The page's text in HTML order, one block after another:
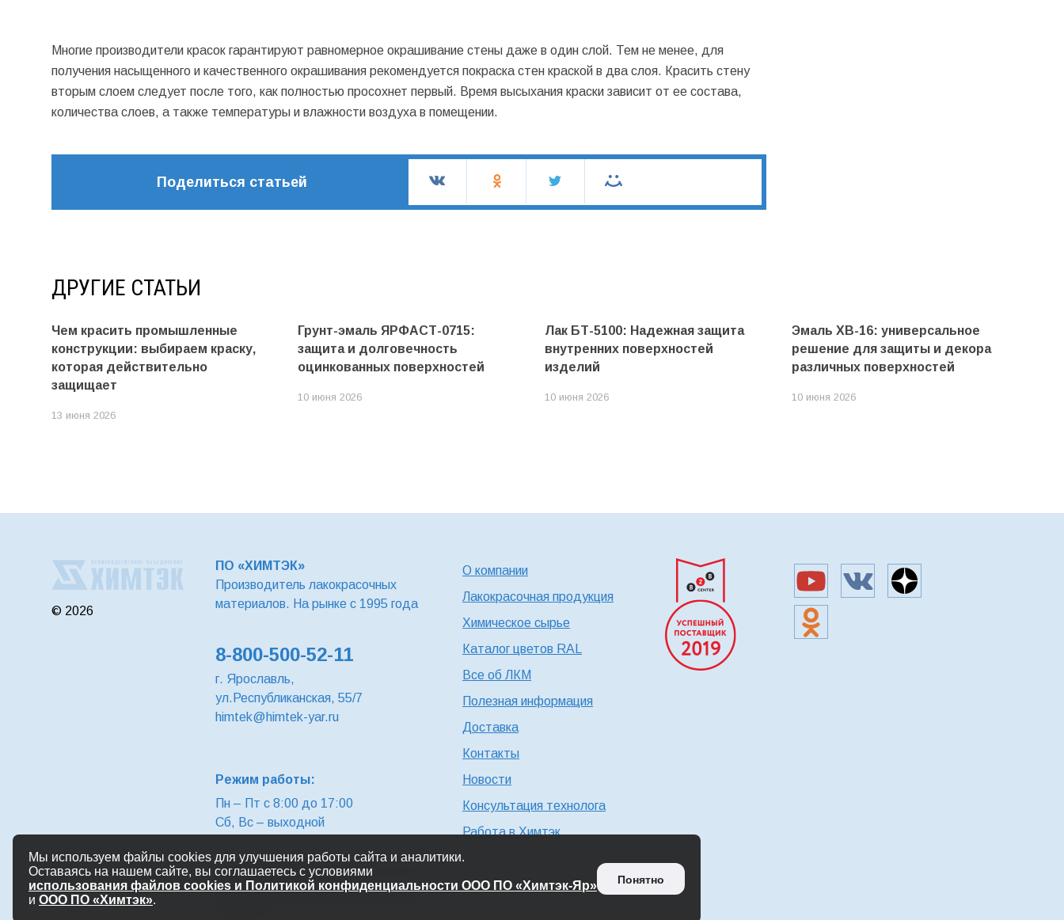
Многие производители красок гарантируют равномерное окрашивание стены даже в один слой. Тем не менее, для
получения насыщенного и качественного окрашивания рекомендуется покраска стен краской в два слоя. Красить стену
вторым слоем следует после того, как полностью просохнет первый. Время высыхания краски зависит от ее состава,
количества слоев, а также температуры и влажности воздуха в помещении.
Поделиться статьей
ДРУГИЕ СТАТЬИ
Чем красить промышленные
конструкции: выбираем краску,
которая действительно
защищает
13 июня 2026
Грунт-эмаль ЯРФАСТ-0715:
защита и долговечность
оцинкованных поверхностей
10 июня 2026
Лак БТ-5100: Надежная защита
внутренних поверхностей
изделий
10 июня 2026
Эмаль ХВ-16: универсальное
решение для защиты и декора
различных поверхностей
10 июня 2026
© 2026
ПО «ХИМТЭК»
Производитель лакокрасочных
материалов. На рынке с 1995 года
8-800-500-52-11
г. Ярославль,
ул.Республиканская, 55/7
himtek@himtek-yar.ru
Режим работы:
Пн – Пт с 8:00 до 17:00
Сб, Вс – выходной
Политика конфиденциальности ООО ПО
«Химтэк-Яр»
О компании
Лакокрасочная продукция
Химическое сырье
Каталог цветов RAL
Все об ЛКМ
Полезная информация
Доставка
Контакты
Новости
Консультация технолога
Работа в Химтэк
Мы используем файлы cookies для улучшения работы сайта и аналитики.
Оставаясь на нашем сайте, вы соглашаетесь с условиями
использования файлов cookies и Политикой конфиденциальности ООО ПО «Химтэк-Яр»
и ООО ПО «Химтэк».
Понятно